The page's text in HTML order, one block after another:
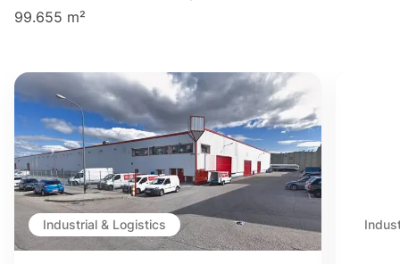
99.655 m²
Industrial & Logistics